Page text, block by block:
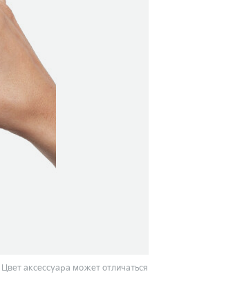
аксессуара может отличаться